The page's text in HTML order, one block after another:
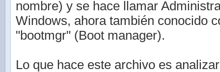
nombre) y se hace llamar
Windows, ahora también conocido
"bootmgr" (Boot manager).
Lo que hace este archivo es